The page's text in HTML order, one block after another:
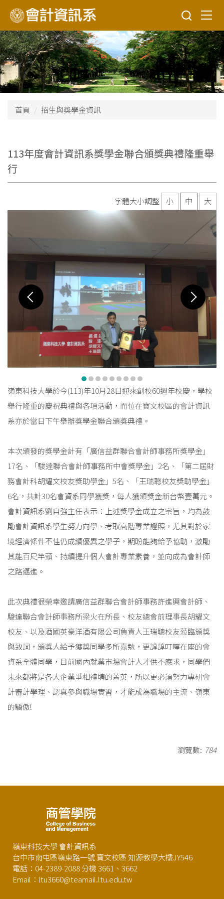
到
主
要
內
容
區
首頁 招生與獎學金資訊
113年度會計資訊系獎學金聯合頒獎典禮隆重舉
行
字體大小調整 小 中 大
嶺東科技大學於今(113)年10月28日迎來創校60週年校慶，學校
舉行隆重的慶祝典禮與各項活動，而位在寶文校區的會計資訊
系亦於當日下午舉辦獎學金聯合頒獎典禮。
本次頒發的獎學金計有「廣信益群聯合會計師事務所獎學金」
17名、「駿達聯合會計師事務所中會獎學金」2名、「第二屆財
務會計科胡耀文校友獎助學金」5名、「王瑞聰校友獎助學金」
6名，共計30名會資系同學獲獎，每人獲頒獎金新台幣壹萬元。
會計資訊系劉自強主任表示：上述獎學金成立之宗旨，均為鼓
勵會計資訊系學生努力向學、考取高階專業證照，尤其對於家
境經濟條件不佳仍成績優異之學子，期盼能夠給予協助，激勵
其能百尺竿頭、持續提升個人會計專業素養，並向成為會計師
之路邁進。
此次典禮很榮幸邀請廣信益群聯合會計師事務許進興會計師、
駿達聯合會計師事務所梁火在所長、校友總會前理事長胡耀文
校友、以及酒國英豪洋酒有限公司負責人王瑞聰校友蒞臨頒獎
與致詞，頒獎人給予獲獎同學多所嘉勉，更諄諄叮嚀在座的會
資系全體同學，目前國內就業市場會計人才供不應求，同學們
未來都將是各大企業爭相禮聘的菁英，所以更必須努力專研會
計審計學理、認真參與職場實習，才能成為職場的主流、嶺東
的驕傲!
瀏覽數: 784
嶺東科技大學 會計資訊系
台中市南屯區嶺東路一號 寶文校區 知源教學大樓JY546
電話：04-2389-2088 分機 3661、3662
Email：ltu3660@teamail.ltu.edu.tw